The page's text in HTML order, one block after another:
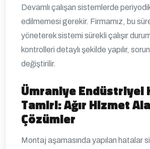
Devamlı çalışan sistemlerde periyodik
edilmemesi gerekir. Firmamız, bu
yöneterek sistemi sürekli çalışır
kontrolleri detaylı şekilde yapılır,
değiştirilir.
Ümraniye Endüstriyel
Tamiri: Ağır Hizmet
Çözümler
Montaj aşamasında yapılan hatalar